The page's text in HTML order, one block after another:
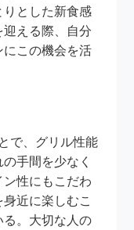
とした新食感
える際、自分
にこの機会を活
で、グリル性能
手間を少なく
性にもこだわ
近に楽しむこ
る。大切な人の